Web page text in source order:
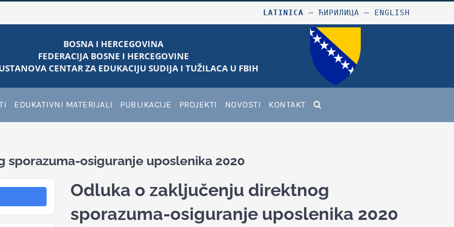
LATINICA –ЋИРИЛИЦА – ENGLISH
BOSNA I HERCEGOVINA
FEDERACIJA BOSNE I HERCEGOVINE
CENTAR ZA EDUKACIJU SUDIJA I TUŽILACA U FBIH
EDUKATIVNI MATERIJALI PUBLIKACIJE PROJEKTI NOVOSTI KONTAKT
osiguranje uposlenika 2020
Odluka o zaključenju direktnog
sporazuma-osiguranje uposlenika 2020